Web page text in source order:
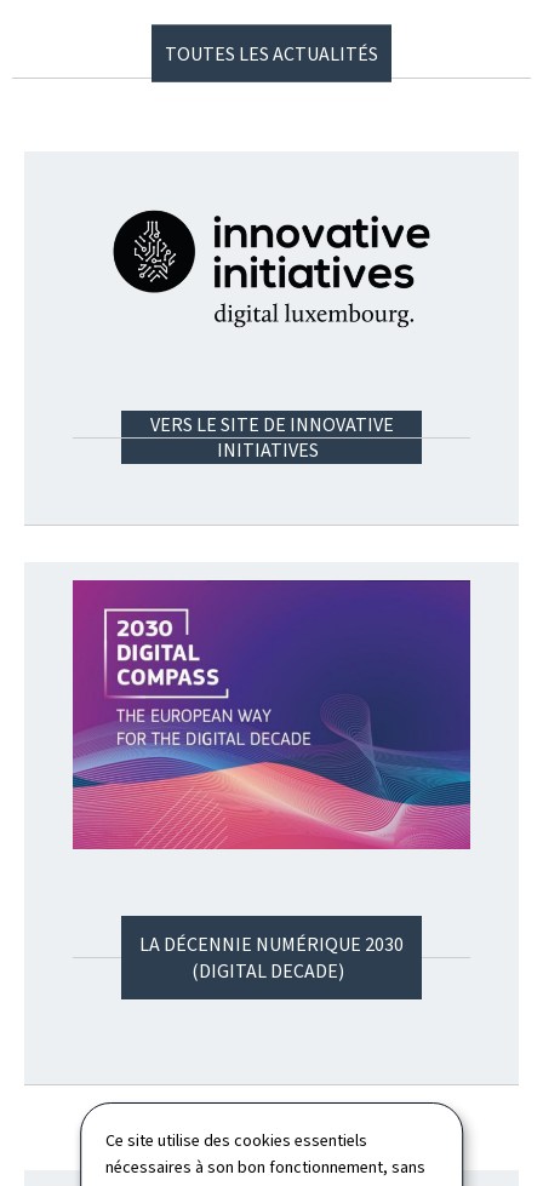
Ce site utilise des cookies essentiels
nécessaires à son bon fonctionnement, sans
TOUTES LES ACTUALITÉS
VERS LE SITE DE INNOVATIVE
INITIATIVES
LA DÉCENNIE NUMÉRIQUE 2030
(DIGITAL DECADE)